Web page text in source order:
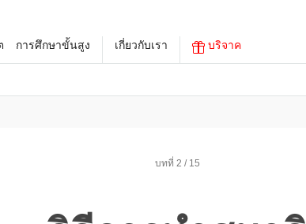
การศึกษาขั้นสูง เกี่ยวกับเรา บริจาค
บทที่ 2 / 15